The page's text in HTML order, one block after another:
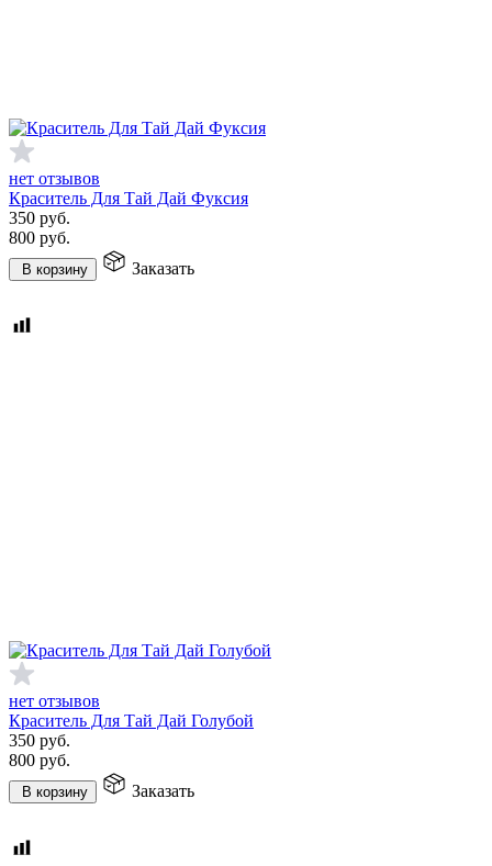
нет отзывов
Краситель Для Тай Дай Фуксия
350 руб.
800 руб.
В корзину Заказать
нет отзывов
Краситель Для Тай Дай Голубой
350 руб.
800 руб.
В корзину Заказать